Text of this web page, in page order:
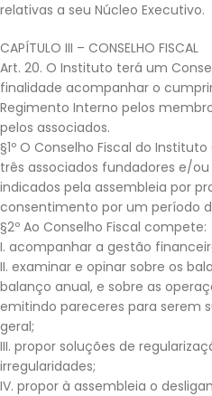
relativas a seu Núcleo Executivo.
CAPÍTULO III – CONSELHO FISCAL
Art. 20. O Instituto terá um
finalidade acompanhar o
Regimento Interno pelos
pelos associados.
§1º O Conselho Fiscal do
três associados fundadores e/
indicados pela assembleia por
consentimento por um período
§2º Ao Conselho Fiscal compete:
I. acompanhar a gestão
II. examinar e opinar sobre os
balanço anual, e sobre as
emitindo pareceres para serem
geral;
III. propor soluções de
irregularidades;
IV. propor à assembleia o